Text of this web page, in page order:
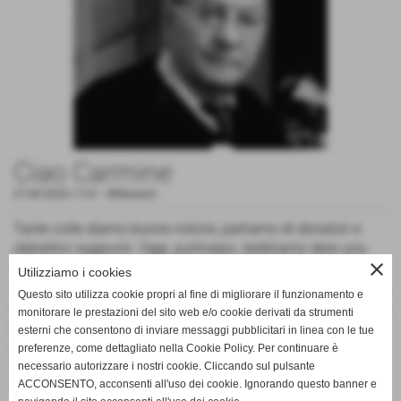
Ciao Carmine
Tante volte diamo buone notizie, parliamo di donatori e
obbiettivi raggiunti. Oggi, purtroppo, dobbiamo dare una
notizia molto triste. Abbiamo perso un amico, uno dei
volontari più presenti e passionali. Lui era Carmine Gigliotti.
La malattia, contro la quale ha lottato fino all'ultimo, ce l'ha
portato via. Ma fino all'ultimo sappiamo che ha sempre
pensato all'Avis e non l'ha mai dimenticato. Anche noi non
ti dimenticheremo.
Ciao Carmine, che la terra ti sia lieve. RIP 🖤
close
Utilizziamo i cookies
Questo sito utilizza cookie propri al fine di migliorare il funzionamento e
monitorare le prestazioni del sito web e/o cookie derivati da strumenti
esterni che consentono di inviare messaggi pubblicitari in linea con le tue
preferenze, come dettagliato nella Cookie Policy. Per continuare è
necessario autorizzare i nostri cookie. Cliccando sul pulsante
ACCONSENTO, acconsenti all'uso dei cookie. Ignorando questo banner e